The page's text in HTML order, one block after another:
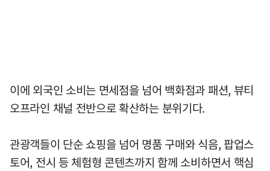
이에 외국인 소비는 면세점을 넘어 백화점과 패션, 뷰티
오프라인 채널 전반으로 확산하는 분위기다.
관광객들이 단순 쇼핑을 넘어 명품 구매와 식음, 팝업스
토어, 전시 등 체험형 콘텐츠까지 함께 소비하면서 핵심